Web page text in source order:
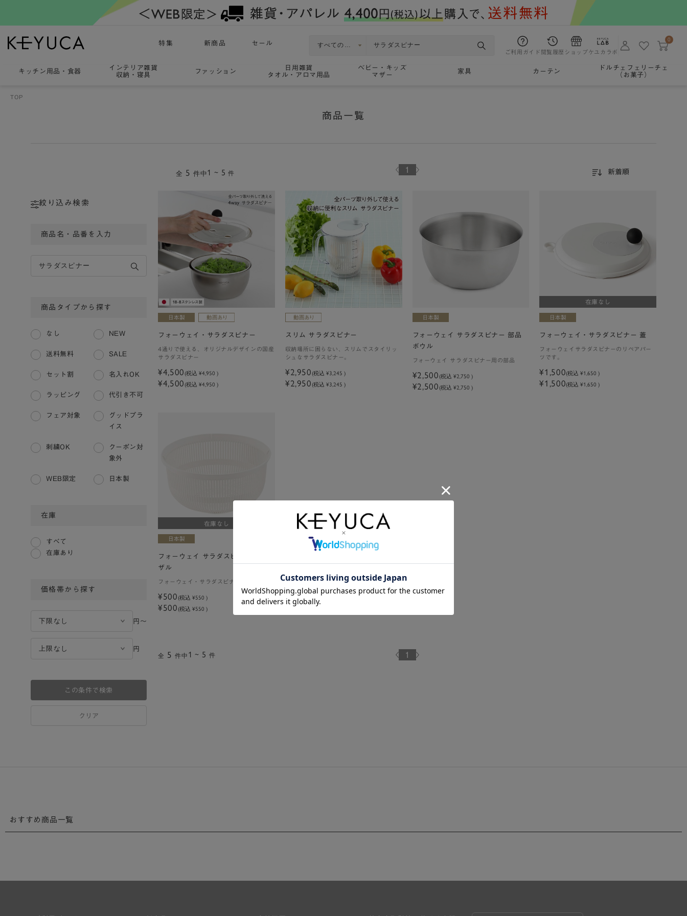
特集 新商品 セール
ご利用ガイド 閲覧履歴 ショップケユカラボ
0
キッチン用品 ・ 食器
インテリア雑貨
収納・寝具
ファッション
日用雑貨
タオル・アロマ用品
ベビー・キッズ
マザー
家具 カーテン
ドルチェフェリーチェ
（お菓子）
TOP
商品一覧
絞り込み検索
商品名・品番を入力
商品タイプから探す
なし NEW
送料無料 SALE
セット割 名入れOK
ラッピング 代引き不可
フェア対象
グッドプラ
イス
刺繍OK
クーポン対
象外
WEB限定 日本製
在庫
すべて
在庫あり
価格帯から探す
円〜
円
この条件で検索
クリア
全 5 件中1 ~ 5 件 1 新着順
フォーウェイ・サラダスピナー
4通りで使える、オリジナルデザインの国産
サラダスピナー
¥4,500 (税込¥4,950 )
¥4,500 (税込 ¥4,950 )
スリム サラダスピナー
収納場所に困らない、スリムでスタイリッ
シュなサラダスピナー。
¥2,950 (税込 ¥3,245 )
¥2,950 (税込 ¥3,245 )
フォーウェイ サラダスピナー 部品
ボウル
フォーウェイ サラダスピナー用の部品
¥2,500 (税込 ¥2,750 )
¥2,500 (税込 ¥2,750 )
在庫なし
フォーウェイ・サラダスピナー 蓋
フォーウェイサラダスピナーのリペアパー
ツです。
¥1,500(税込¥1,650 )
¥1,500(税込 ¥1,650 )
在庫なし
フォーウェイ サラダスピナー 部品
ザル
フォーウェイ・サラダスピナー用の部品
¥500 (税込 ¥550 )
¥500 (税込 ¥550 )
全 5 件中 1 ~ 5 件 1
おすすめ商品一覧